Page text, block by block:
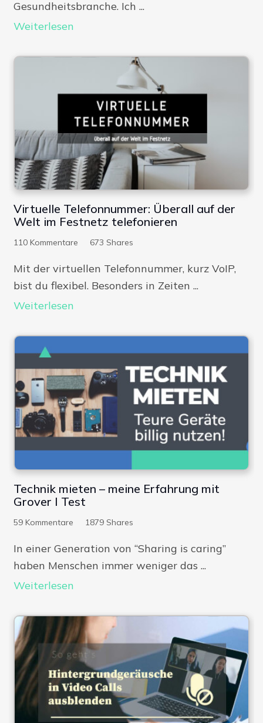
Gesundheitsbranche. Ich ...
Weiterlesen
Virtuelle Telefonnummer: Überall auf der
Welt im Festnetz telefonieren
110 Kommentare 673 Shares
Mit der virtuellen Telefonnummer, kurz VoIP,
bist du flexibel. Besonders in Zeiten ...
Weiterlesen
Technik mieten – meine Erfahrung mit
Grover I Test
59 Kommentare 1879 Shares
In einer Generation von “Sharing is caring”
haben Menschen immer weniger das ...
Weiterlesen